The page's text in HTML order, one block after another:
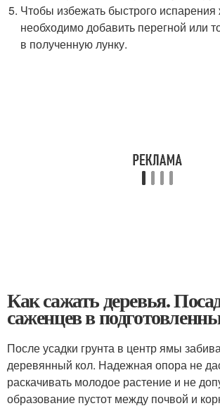
Чтобы избежать быстрого испарения
необходимо добавить перегной или
в полученную лунку.
Как сажать деревья.
саженцев в
После усадки грунта в центр ямы
деревянный кол. Надежная опора не
раскачивать молодое растение и не
образование пустот между почвой и